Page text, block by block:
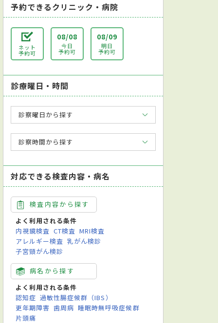
予約できるクリニック・病院
ネット
予約可
08/08
今日
予約可
08/09
明日
予約可
診療曜日・時間
診察曜日から探す
診察時間から探す
対応できる検査内容・病名
検査内容から探す
よく利用される条件
内視鏡検査 CT検査 MRI検査
アレルギー検査 乳がん検診
子宮頸がん検診
病名から探す
よく利用される条件
認知症 過敏性腸症候群（IBS）
更年期障害 歯周病 睡眠時無呼吸症候群
片頭痛